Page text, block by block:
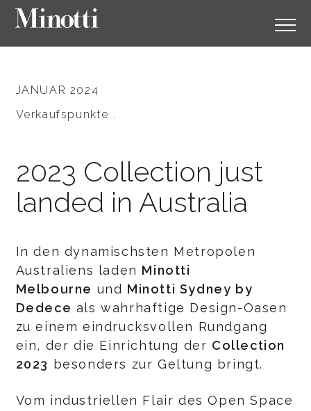
JANUAR 2024
Verkaufspunkte .
2023 Collection just
landed in Australia
In den dynamischsten Metropolen
Australiens laden Minotti
Melbourne und Minotti Sydney by
Dedece als wahrhaftige Design-Oasen
zu einem eindrucksvollen Rundgang
ein, der die Einrichtung der Collection
2023
besonders zur Geltung bringt.
Vom industriellen Flair des Open Space